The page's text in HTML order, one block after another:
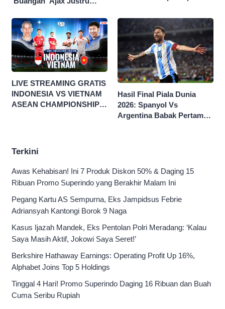
LIVE STREAMING GRATIS
INDONESIA VS VIETNAM
ASEAN CHAMPIONSHIP
Hasil Final Piala Dunia
2026: Spanyol Vs
Argentina Babak Pertama
Terkini
Awas Kehabisan! Ini 7 Produk Diskon 50% & Daging 15
Ribuan Promo Superindo yang Berakhir Malam Ini
Pegang Kartu AS Sempurna, Eks Jampidsus Febrie
Adriansyah Kantongi Borok 9 Naga
Kasus Ijazah Mandek, Eks Pentolan Polri Meradang: ‘Kalau
Saya Masih Aktif, Jokowi Saya Seret!’
Berkshire Hathaway Earnings: Operating Profit Up 16%,
Alphabet Joins Top 5 Holdings
Tinggal 4 Hari! Promo Superindo Daging 16 Ribuan dan Buah
Cuma Seribu Rupiah